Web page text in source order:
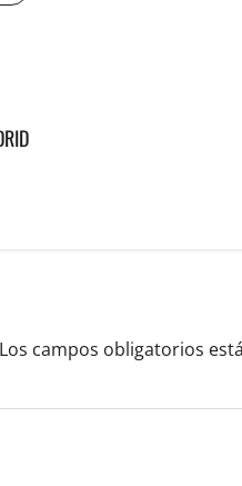
Los campos obligatorios